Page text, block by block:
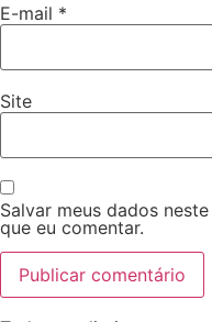
E-mail *
Site
Salvar meus dados
que eu comentar.